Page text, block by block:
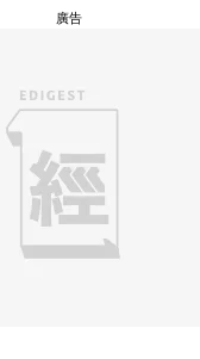
廣告